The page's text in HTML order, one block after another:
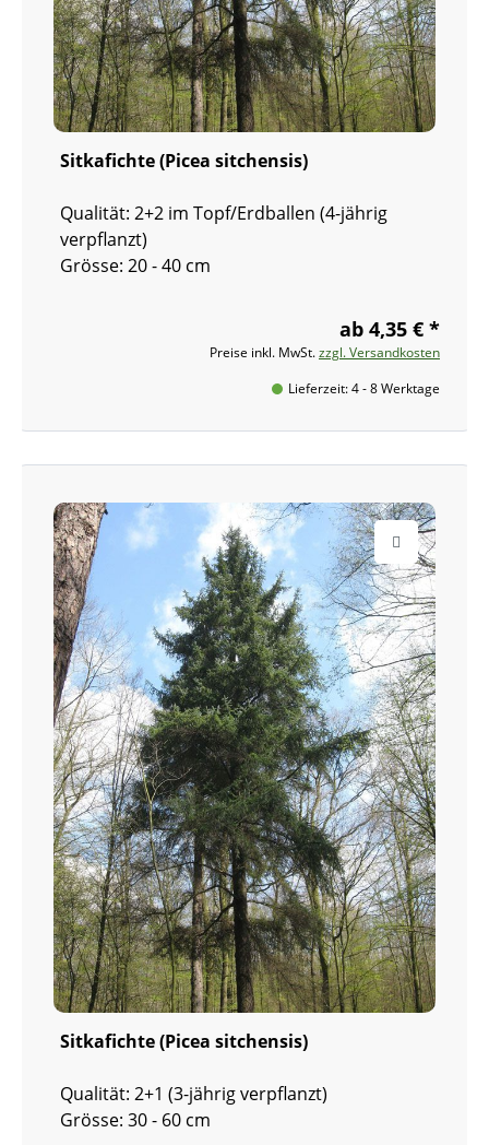
Sitkafichte (Picea sitchensis)
Qualität: 2+2 im Topf/Erdballen (4-jährig
verpflanzt)
Grösse: 20 - 40 cm
ab 4,35 € *
Preise inkl. MwSt.zzgl. Versandkosten
Lieferzeit: 4 - 8 Werktage
Sitkafichte (Picea sitchensis)
Qualität: 2+1 (3-jährig verpflanzt)
Grösse: 30 - 60 cm